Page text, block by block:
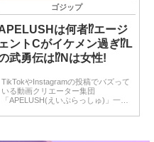
ゴジップ
は何者⁉エージ
ェントCがイケメン過ぎ⁉L
武勇伝は⁉Nは女性!
TikTokやInstagramの投稿でバズって
いる動画クリエーター集団
「APELUSH(えいぷらっしゅ)」一度
まう中毒性のあるリズムやラップ、